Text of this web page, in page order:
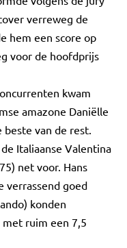
verreweg de
hem een score op
voor de hoofdprijs
kwam
amazone Daniëlle
beste van de rest.
Italiaanse Valentina
net voor. Hans
verrassend goed
konden
ruim een 7,5